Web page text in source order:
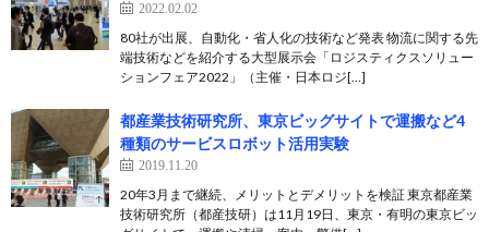
2022.02.02
80社が出展、自動化・省人化の技術など発表 物流に関する先
端技術などを紹介する大型展示会「ロジスティクスソリュー
ションフェア2022」（主催・日本ロジ[…]
都産業技術研究所、東京ビッグサイトで運搬など4
種類のサービスロボット活用実験
2019.11.20
20年3月まで継続、メリットとデメリットを検証 東京都産業
技術研究所（都産技研）は11月19日、東京・有明の東京ビッ